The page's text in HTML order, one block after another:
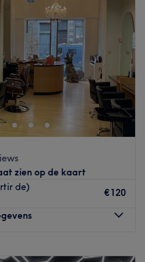
09:30
09:30–
09:30
Gesloten
beauté situé sur la commune
de Châtelain. C’est un lieu
de relooking tout à fait
dans un cadre à la fois
équipe professionnelle et
à mettre en valeur votre
Leur désir est de vous
soins personnalisés,
exigences. L'institut est
en commun avec les
proche et Janson.
zien op de kaart
de)
€120